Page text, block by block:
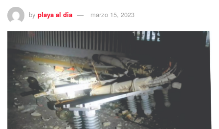
by playa al dia marzo 15, 2023